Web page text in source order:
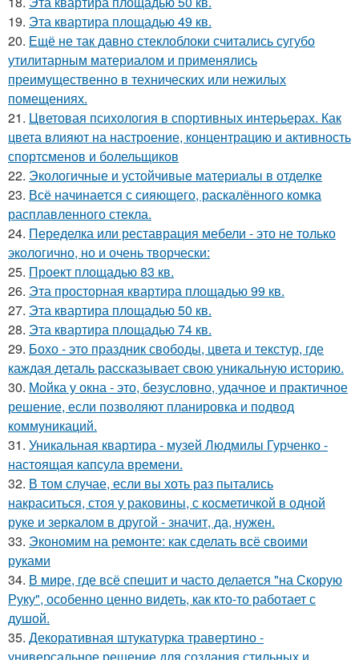
19. Эта квартира площадью 49 кв.
20. Ещё не так давно стеклоблоки считались сугубо
утилитарным материалом и применялись
преимущественно в технических или нежилых
помещениях.
21. Цветовая психология в спортивных интерьерах. Как
цвета влияют на настроение, концентрацию и активность
спортсменов и болельщиков
22. Экологичные и устойчивые материалы в отделке
23. Всё начинается с сияющего, раскалённого комка
расплавленного стекла.
24. Переделка или реставрация мебели - это не только
экологично, но и очень творчески:
25. Проект площадью 83 кв.
26. Эта просторная квартира площадью 99 кв.
27. Эта квартира площадью 50 кв.
28. Эта квартира площадью 74 кв.
29. Бохо - это праздник свободы, цвета и текстур, где
каждая деталь рассказывает свою уникальную историю.
30. Мойка у окна - это, безусловно, удачное и практичное
решение, если позволяют планировка и подвод
коммуникаций.
31. Уникальная квартира - музей Людмилы Гурченко -
настоящая капсула времени.
32. В том случае, если вы хоть раз пытались
накраситься, стоя у раковины, с косметичкой в одной
руке и зеркалом в другой - значит, да, нужен.
33. Экономим на ремонте: как сделать всё своими
руками
34. В мире, где всё спешит и часто делается "на Скорую
Руку", особенно ценно видеть, как кто-то работает с
душой.
35. Декоративная штукатурка травертино -
универсальное решение для создания стильных и